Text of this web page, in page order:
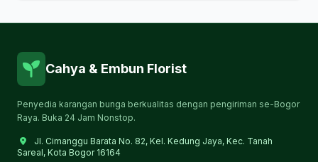
Cahya & Embun Florist
Penyedia karangan bunga berkualitas dengan pengiriman se-Bogor
Raya. Buka 24 Jam Nonstop.
Jl. Cimanggu Barata No. 82, Kel. Kedung Jaya, Kec. Tanah
Sareal, Kota Bogor 16164